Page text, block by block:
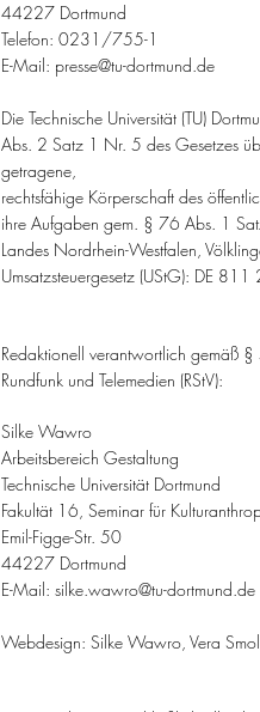
44227 Dortmund
Telefon: 0231/755-1
E-Mail: presse@tu-dortmund.de
Die Technische Universität (TU)
Abs. 2 Satz 1 Nr. 5 des Gesetzes
getragene,
rechtsfähige Körperschaft des
ihre Aufgaben gem. § 76 Abs. 1
Landes Nordrhein-Westfalen,
Umsatzsteuergesetz (UStG): DE
Redaktionell verantwortlich gemäß
Rundfunk und Telemedien (RStV):
Silke Wawro
Arbeitsbereich Gestaltung
Technische Universität Dortmund
Fakultät 16, Seminar für
Emil-Figge-Str. 50
44227 Dortmund
E-Mail: silke.wawro@tu-dortmund.de
Webdesign: Silke Wawro, Vera